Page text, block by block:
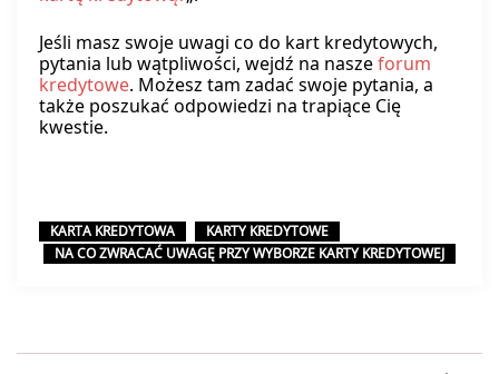
Jeśli masz swoje uwagi co do kart kredytowych,
pytania lub wątpliwości, wejdź na naszeforum
kredytowe. Możesz tam zadać swoje pytania, a
także poszukać odpowiedzi na trapiące Cię
kwestie.
KARTA KREDYTOWA
KARTY KREDYTOWE
NA CO ZWRACAĆ UWAGĘ PRZY WYBORZE KARTY KREDYTOWEJ